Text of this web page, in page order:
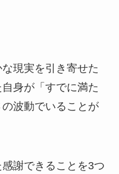
現実を引き寄せた
身が「すでに満た
波動でいることが
謝できることを3つ